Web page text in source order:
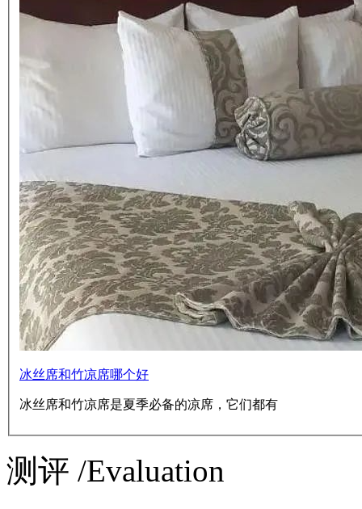
冰丝席和竹凉席哪个好
冰丝席和竹凉席是夏季必备的凉席，它们都有
测评 /Evaluation